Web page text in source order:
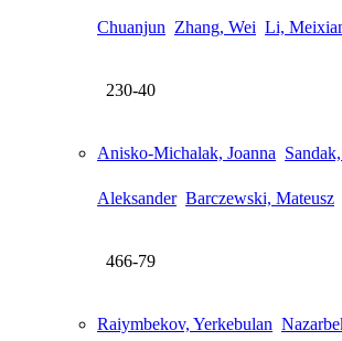
Chuanjun Zhang, Wei Li,
230-40
Anisko-Michalak, Joanna
Aleksander Barczewski, Mateusz
466-79
Raiymbekov, Yerkebulan